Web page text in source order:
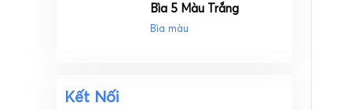
Bìa 5 Màu Trắng
Bìa màu
Kết Nối